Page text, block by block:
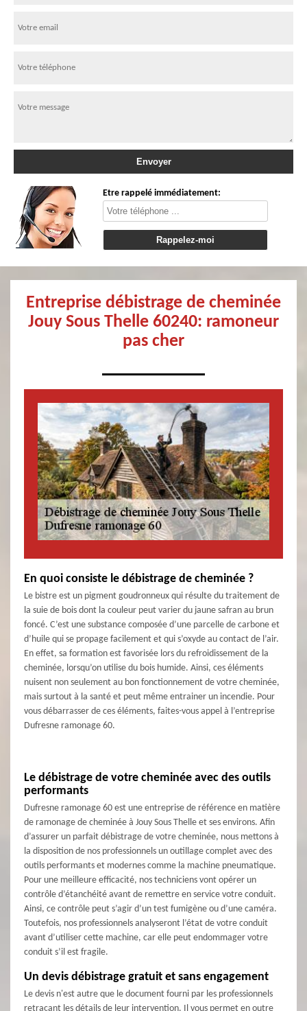
Etre rappelé immédiatement:
Entreprise débistrage de cheminée
Jouy Sous Thelle 60240: ramoneur
pas cher
En quoi consiste le débistrage de cheminée ?
Le bistre est un pigment goudronneux qui résulte du traitement de
la suie de bois dont la couleur peut varier du jaune safran au brun
foncé. C’est une substance composée d’une parcelle de carbone et
d’huile qui se propage facilement et qui s’oxyde au contact de l’air.
En effet, sa formation est favorisée lors du refroidissement de la
cheminée, lorsqu’on utilise du bois humide. Ainsi, ces éléments
nuisent non seulement au bon fonctionnement de votre cheminée,
mais surtout à la santé et peut même entrainer un incendie. Pour
vous débarrasser de ces éléments, faites-vous appel à l’entreprise
Dufresne ramonage 60.
Le débistrage de votre cheminée avec des outils
performants
Dufresne ramonage 60 est une entreprise de référence en matière
de ramonage de cheminée à Jouy Sous Thelle et ses environs. Afin
d’assurer un parfait débistrage de votre cheminée, nous mettons à
la disposition de nos professionnels un outillage complet avec des
outils performants et modernes comme la machine pneumatique.
Pour une meilleure efficacité, nos techniciens vont opérer un
contrôle d’étanchéité avant de remettre en service votre conduit.
Ainsi, ce contrôle peut s’agir d’un test fumigène ou d’une caméra.
Toutefois, nos professionnels analyseront l’état de votre conduit
avant d’utiliser cette machine, car elle peut endommager votre
conduit s’il est fragile.
Un devis débistrage gratuit et sans engagement
Le devis n'est autre que le document fourni par les professionnels
retraçant les détails de leur intervention. Il vous permet en outre